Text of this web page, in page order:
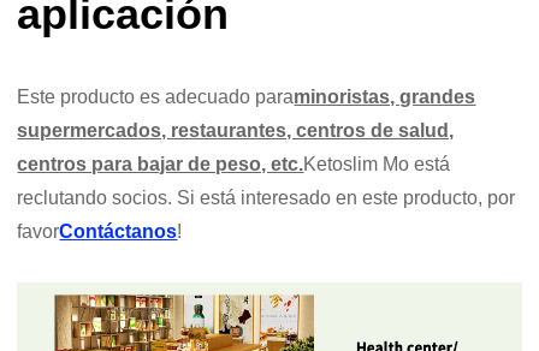
aplicación
Este producto es adecuado paraminoristas, grandes
supermercados, restaurantes, centros de salud,
centros para bajar de peso, etc.Ketoslim Mo está
reclutando socios. Si está interesado en este producto, por
favorContáctanos!